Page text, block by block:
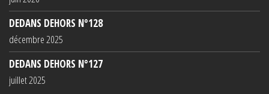
DEDANS DEHORS N°128
décembre 2025
DEDANS DEHORS N°127
juillet 2025